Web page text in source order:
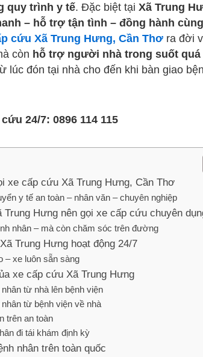
quy trình y tế. Đặc biệt tại Xã Trung
– hỗ trợ tận tình – đồng hành
cứu Xã Trung Hưng, Cần Thơ ra đời
còn hỗ trợ người nhà trong suốt
lúc đón tại nhà cho đến khi bàn giao
24/7: 0896 114 115
xe cấp cứu Xã Trung Hưng, Cần Thơ
y tế an toàn – nhân văn – chuyên nghiệp
Hưng nên gọi xe cấp cứu chuyên
nhân – mà còn chăm sóc trên đường
Trung Hưng hoạt động 24/7
– xe luôn sẵn sàng
xe cấp cứu Xã Trung Hưng
từ nhà lên bệnh viện
từ bệnh viện về nhà
trên an toàn
đi tái khám định kỳ
nhân trên toàn quốc